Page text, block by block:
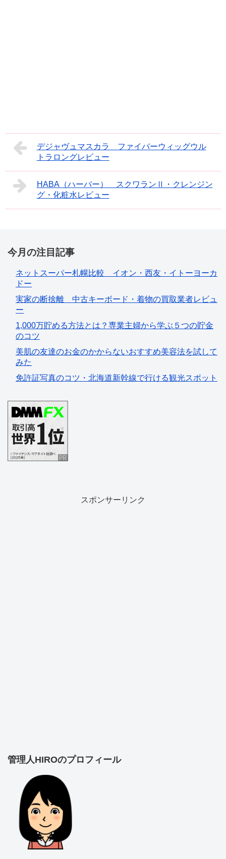
デジャヴュマスカラ ファイバーウィッグウル
トラロングレビュー
HABA（ハーバー） スクワランⅡ・クレンジン
グ・化粧水レビュー
今月の注目記事
ネットスーパー札幌比較 イオン・西友・イトーヨーカ
ドー
実家の断捨離 中古キーボード・着物の買取業者レビュ
ー
1,000万貯める方法とは？専業主婦から学ぶ５つの貯金
のコツ
美肌の友達のお金のかからないおすすめ美容法を試して
みた
免許証写真のコツ・北海道新幹線で行ける観光スポット
スポンサーリンク
管理人HIROのプロフィール